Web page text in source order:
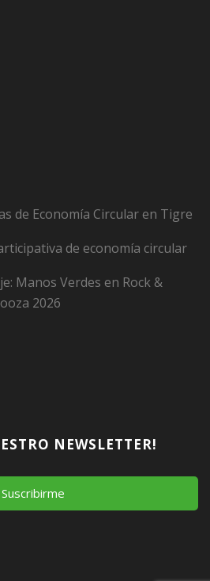
de Economía Circular en Tigre
de economía circular
Manos Verdes en Rock &
2026
NEWSLETTER!
Suscribirme